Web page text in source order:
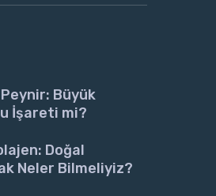
Peynir: Büyük
İşareti mi?
Doğal
Neler Bilmeliyiz?